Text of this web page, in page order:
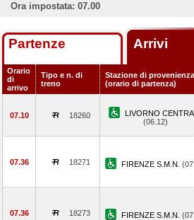
Ora impostata: 07.00
Partenze Arrivi
Orario
di
arrivo
Tipo e n. di
treno
Stazione di provenienza
(orario di partenza)
07.10 18260
LIVORNO
(06.12)
07.36 18271 FIRENZE S.M.N.
07.36 18273 FIRENZE S.M.N.